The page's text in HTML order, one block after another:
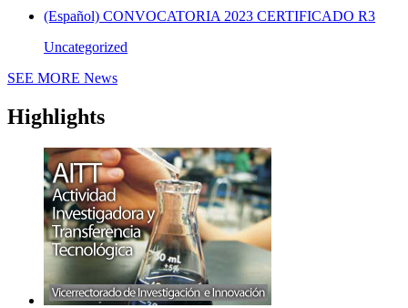
(Español) CONVOCATORIA 2023 CERTIFICADO R3
Uncategorized
SEE MORE News
Highlights